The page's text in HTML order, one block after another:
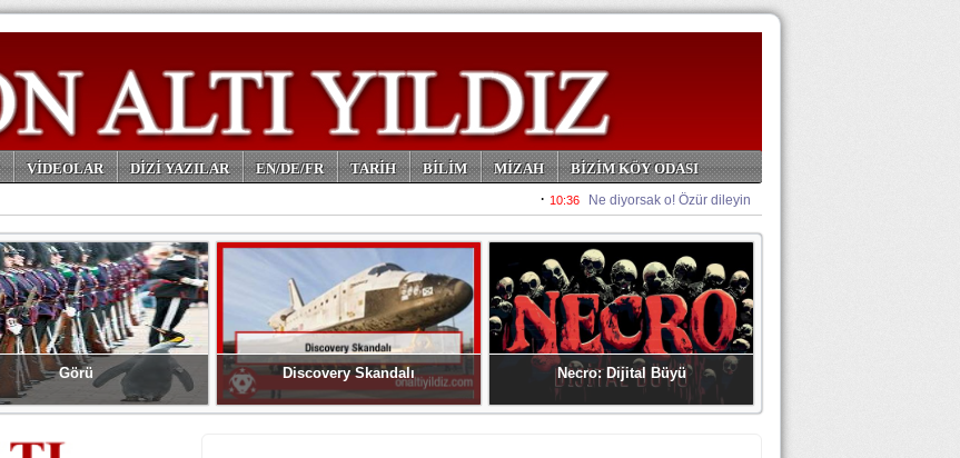
VİDEOLAR DİZİ YAZILAR EN/DE/FR TARİH BİLİM MİZAH
BİZİM KÖY ODASI
Görü Discovery Skandalı Necro: Dijital Büyü